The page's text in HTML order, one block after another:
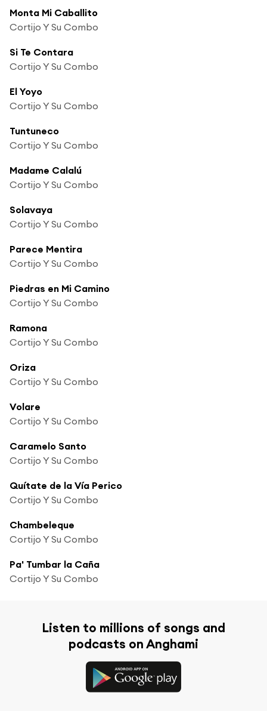
Monta Mi Caballito
Cortijo Y Su Combo
Si Te Contara
Cortijo Y Su Combo
El Yoyo
Cortijo Y Su Combo
Tuntuneco
Cortijo Y Su Combo
Madame Calalú
Cortijo Y Su Combo
Solavaya
Cortijo Y Su Combo
Parece Mentira
Cortijo Y Su Combo
Piedras en Mi Camino
Cortijo Y Su Combo
Ramona
Cortijo Y Su Combo
Oriza
Cortijo Y Su Combo
Volare
Cortijo Y Su Combo
Caramelo Santo
Cortijo Y Su Combo
Quítate de la Vía Perico
Cortijo Y Su Combo
Chambeleque
Cortijo Y Su Combo
Pa' Tumbar la Caña
Cortijo Y Su Combo
Listen to millions of songs and
podcasts on Anghami